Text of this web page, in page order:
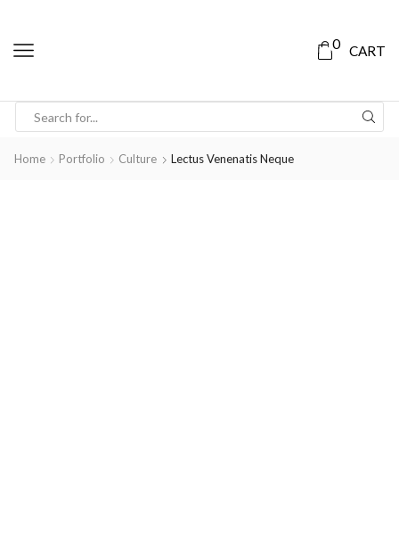
0 CART
Home Portfolio Culture Lectus Venenatis Neque